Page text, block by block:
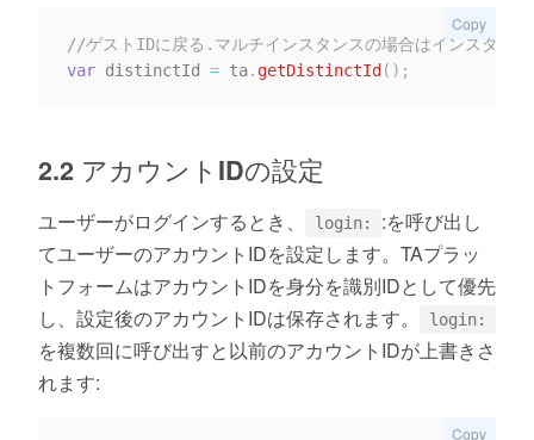
//ゲストIDに戻る.マルチインスタンスの場合はインスタン
var distinctId = ta. getDistinctId ( ) ;
Copy
2.2 アカウントIDの設定
ユーザーがログインするとき、 login:
:を呼び出し
てユーザーのアカウントIDを設定します。TAプラッ
トフォームはアカウントIDを身分を識別IDとして優先
し、設定後のアカウントIDは保存されます。
login:
を複数回に呼び出すと以前のアカウントIDが上書きさ
れます:
Copy